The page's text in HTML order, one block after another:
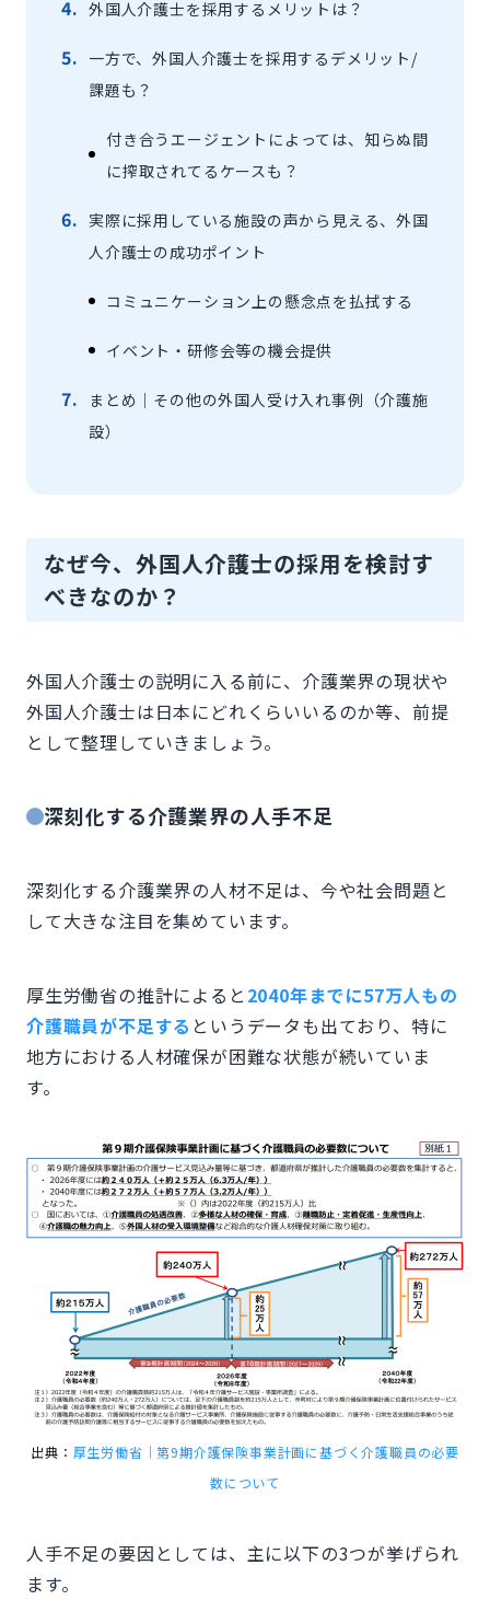
外国人介護士を採用するメリットは？
一方で、外国人介護士を採用するデメリット/
課題も？
付き合うエージェントによっては、知らぬ間
に搾取されてるケースも？
実際に採用している施設の声から見える、外国
人介護士の成功ポイント
コミュニケーション上の懸念点を払拭する
イベント・研修会等の機会提供
まとめ｜その他の外国人受け入れ事例（介護施
設）
なぜ今、外国人介護士の採用を検討す
べきなのか？
外国人介護士の説明に入る前に、介護業界の現状や
外国人介護士は日本にどれくらいいるのか等、前提
として整理していきましょう。
深刻化する介護業界の人手不足
深刻化する介護業界の人材不足は、今や社会問題と
して大きな注目を集めています。
厚生労働省の推計によると 2040年までに57万人もの
介護職員が不足する というデータも出ており、特に
地方における人材確保が困難な状態が続いていま
す。
出典： 厚生労働省｜第9期介護保険事業計画に基づく介護職員の必要
数について
人手不足の要因としては、主に以下の3つが挙げられ
ます。